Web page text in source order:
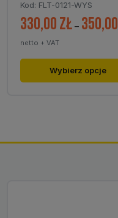
Kod: FLT-0121-WYS
330,00zł – 350,00
netto + VAT
Wybierz opcje
Ten
produkt
można